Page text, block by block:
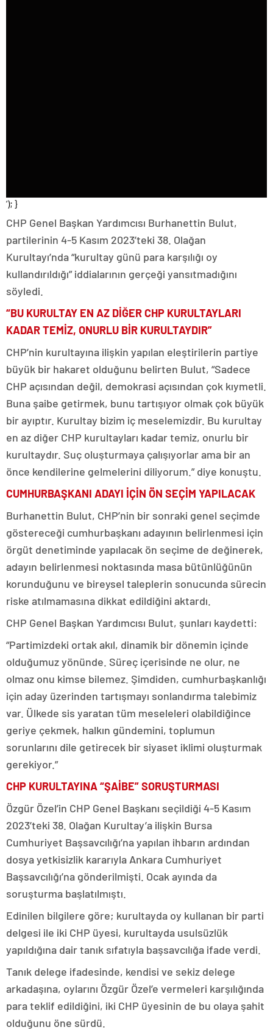
‘); }
CHP Genel Başkan Yardımcısı Burhanettin Bulut,
partilerinin 4-5 Kasım 2023’teki 38. Olağan
Kurultayı’nda “kurultay günü para karşılığı oy
kullandırıldığı” iddialarının gerçeği yansıtmadığını
söyledi.
“BU KURULTAY EN AZ DİĞER CHP KURULTAYLARI
KADAR TEMİZ, ONURLU BİR KURULTAYDIR”
CHP’nin kurultayına ilişkin yapılan eleştirilerin partiye
büyük bir hakaret olduğunu belirten Bulut, “Sadece
CHP açısından değil, demokrasi açısından çok kıymetli.
Buna şaibe getirmek, bunu tartışıyor olmak çok büyük
bir ayıptır. Kurultay bizim iç meselemizdir. Bu kurultay
en az diğer CHP kurultayları kadar temiz, onurlu bir
kurultaydır. Suç oluşturmaya çalışıyorlar ama bir an
önce kendilerine gelmelerini diliyorum.” diye konuştu.
CUMHURBAŞKANI ADAYI İÇİN ÖN SEÇİM YAPILACAK
Burhanettin Bulut, CHP’nin bir sonraki genel seçimde
göstereceği cumhurbaşkanı adayının belirlenmesi için
örgüt denetiminde yapılacak ön seçime de değinerek,
adayın belirlenmesi noktasında masa bütünlüğünün
korunduğunu ve bireysel taleplerin sonucunda sürecin
riske atılmamasına dikkat edildiğini aktardı.
CHP Genel Başkan Yardımcısı Bulut, şunları kaydetti:
“Partimizdeki ortak akıl, dinamik bir dönemin içinde
olduğumuz yönünde. Süreç içerisinde ne olur, ne
olmaz onu kimse bilemez. Şimdiden, cumhurbaşkanlığı
için aday üzerinden tartışmayı sonlandırma talebimiz
var. Ülkede sis yaratan tüm meseleleri olabildiğince
geriye çekmek, halkın gündemini, toplumun
sorunlarını dile getirecek bir siyaset iklimi oluşturmak
gerekiyor.”
CHP KURULTAYINA “ŞAİBE” SORUŞTURMASI
Özgür Özel’in CHP Genel Başkanı seçildiği 4-5 Kasım
2023’teki 38. Olağan Kurultay’a ilişkin Bursa
Cumhuriyet Başsavcılığı’na yapılan ihbarın ardından
dosya yetkisizlik kararıyla Ankara Cumhuriyet
Başsavcılığı’na gönderilmişti. Ocak ayında da
soruşturma başlatılmıştı.
Edinilen bilgilere göre; kurultayda oy kullanan bir parti
delgesi ile iki CHP üyesi, kurultayda usulsüzlük
yapıldığına dair tanık sıfatıyla başsavcılığa ifade verdi.
Tanık delege ifadesinde, kendisi ve sekiz delege
arkadaşına, oylarını Özgür Özel’e vermeleri karşılığında
para teklif edildiğini, iki CHP üyesinin de bu olaya şahit
olduğunu öne sürdü.